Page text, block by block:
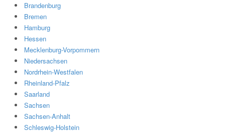
Brandenburg
Bremen
Hamburg
Hessen
Mecklenburg-Vorpommern
Niedersachsen
Nordrhein-Westfalen
Rheinland-Pfalz
Saarland
Sachsen
Sachsen-Anhalt
Schleswig-Holstein